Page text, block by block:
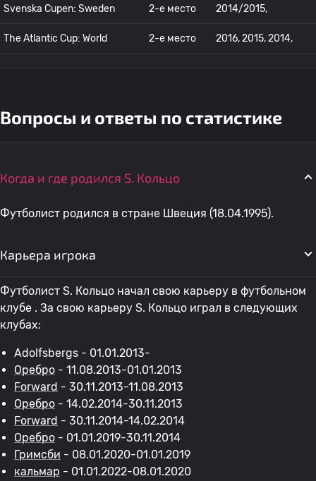
Svenska Cupen: Sweden 2-е место 2014/2015,
The Atlantic Cup: World 2-е место 2016, 2015, 2014,
Вопросы и ответы по статистике
Когда и где родился S. Кольцо
Футболист родился в стране Швеция (18.04.1995).
Карьера игрока
Футболист S. Кольцо начал свою карьеру в футбольном
клубе . За свою карьеру S. Кольцо играл в следующих
клубах:
Adolfsbergs - 01.01.2013-
Оребро - 11.08.2013-01.01.2013
Forward - 30.11.2013-11.08.2013
Оребро - 14.02.2014-30.11.2013
Forward - 30.11.2014-14.02.2014
Оребро - 01.01.2019-30.11.2014
Гримсби - 08.01.2020-01.01.2019
кальмар - 01.01.2022-08.01.2020